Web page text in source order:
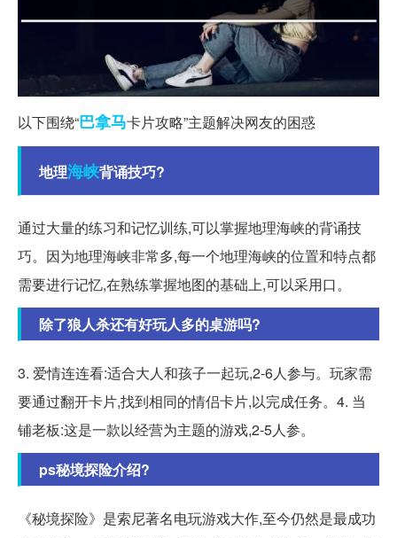
以下围绕“巴拿马卡片攻略”主题解决网友的困惑
地理海峡背诵技巧?
通过大量的练习和记忆训练,可以掌握地理海峡的背诵技
巧。因为地理海峡非常多,每一个地理海峡的位置和特点都
需要进行记忆,在熟练掌握地图的基础上,可以采用口。
除了狼人杀还有好玩人多的桌游吗?
3. 爱情连连看:适合大人和孩子一起玩,2-6人参与。玩家需
要通过翻开卡片,找到相同的情侣卡片,以完成任务。4. 当
铺老板:这是一款以经营为主题的游戏,2-5人参。
ps秘境探险介绍?
《秘境探险》是索尼著名电玩游戏大作,至今仍然是最成功